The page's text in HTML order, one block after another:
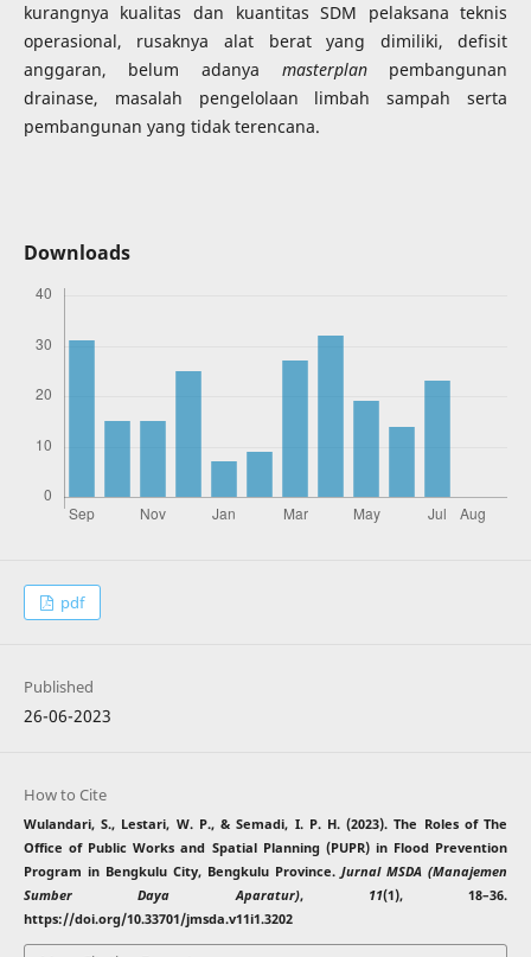
kurangnya kualitas dan kuantitas SDM pelaksana teknis
operasional, rusaknya alat berat yang dimiliki, defisit
anggaran, belum adanya masterplan pembangunan
drainase, masalah pengelolaan limbah sampah serta
pembangunan yang tidak terencana.
Downloads
pdf
Published
26-06-2023
How to Cite
Wulandari, S., Lestari, W. P., & Semadi, I. P. H. (2023). The Roles of The
Office of Public Works and Spatial Planning (PUPR) in Flood Prevention
Program in Bengkulu City, Bengkulu Province.Jurnal MSDA (Manajemen
Sumber Daya Aparatur), 11(1), 18–36.
https://doi.org/10.33701/jmsda.v11i1.3202